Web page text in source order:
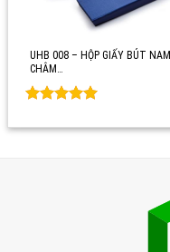
UHB 008 – HỘP GIẤY BÚT NAM
CHÂM…
out of 5